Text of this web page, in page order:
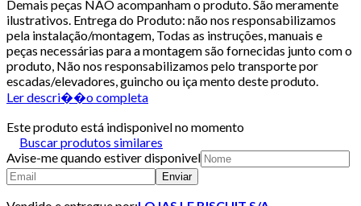
Demais peças NÃO acompanham o produto. São meramente
ilustrativos. Entrega do Produto: não nos responsabilizamos
pela instalação/montagem, Todas as instruções, manuais e
peças necessárias para a montagem são fornecidas junto com o
produto, Não nos responsabilizamos pelo transporte por
escadas/elevadores, guincho ou iça mento deste produto.
Ler descri��o completa
Este produto está indisponivel no momento
Buscar produtos similares
Avise-me quando estiver disponivel
Enviar